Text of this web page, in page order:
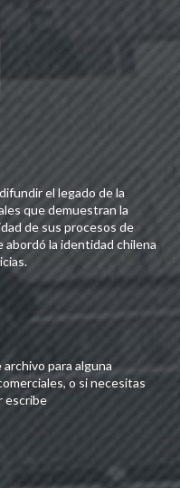
el legado de la
que demuestran la
de sus procesos de
la identidad chilena
para alguna
o si necesitas
escribe